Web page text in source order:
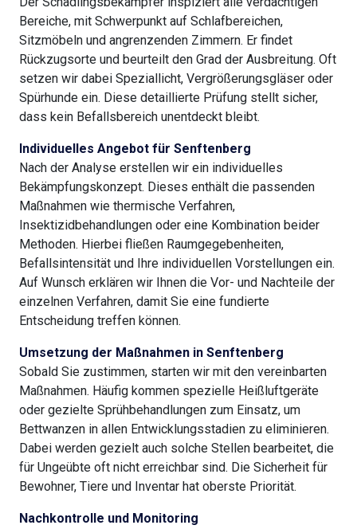
Bereiche, mit Schwerpunkt auf Schlafbereichen,
Sitzmöbeln und angrenzenden Zimmern. Er findet
Rückzugsorte und beurteilt den Grad der Ausbreitung. Oft
setzen wir dabei Speziallicht, Vergrößerungsgläser oder
Spürhunde ein. Diese detaillierte Prüfung stellt sicher,
dass kein Befallsbereich unentdeckt bleibt.
Individuelles Angebot für Senftenberg
Nach der Analyse erstellen wir ein individuelles
Bekämpfungskonzept. Dieses enthält die passenden
Maßnahmen wie thermische Verfahren,
Insektizidbehandlungen oder eine Kombination beider
Methoden. Hierbei fließen Raumgegebenheiten,
Befallsintensität und Ihre individuellen Vorstellungen ein.
Auf Wunsch erklären wir Ihnen die Vor- und Nachteile der
einzelnen Verfahren, damit Sie eine fundierte
Entscheidung treffen können.
Umsetzung der Maßnahmen in Senftenberg
Sobald Sie zustimmen, starten wir mit den vereinbarten
Maßnahmen. Häufig kommen spezielle Heißluftgeräte
oder gezielte Sprühbehandlungen zum Einsatz, um
Bettwanzen in allen Entwicklungsstadien zu eliminieren.
Dabei werden gezielt auch solche Stellen bearbeitet, die
für Ungeübte oft nicht erreichbar sind. Die Sicherheit für
Bewohner, Tiere und Inventar hat oberste Priorität.
Nachkontrolle und Monitoring